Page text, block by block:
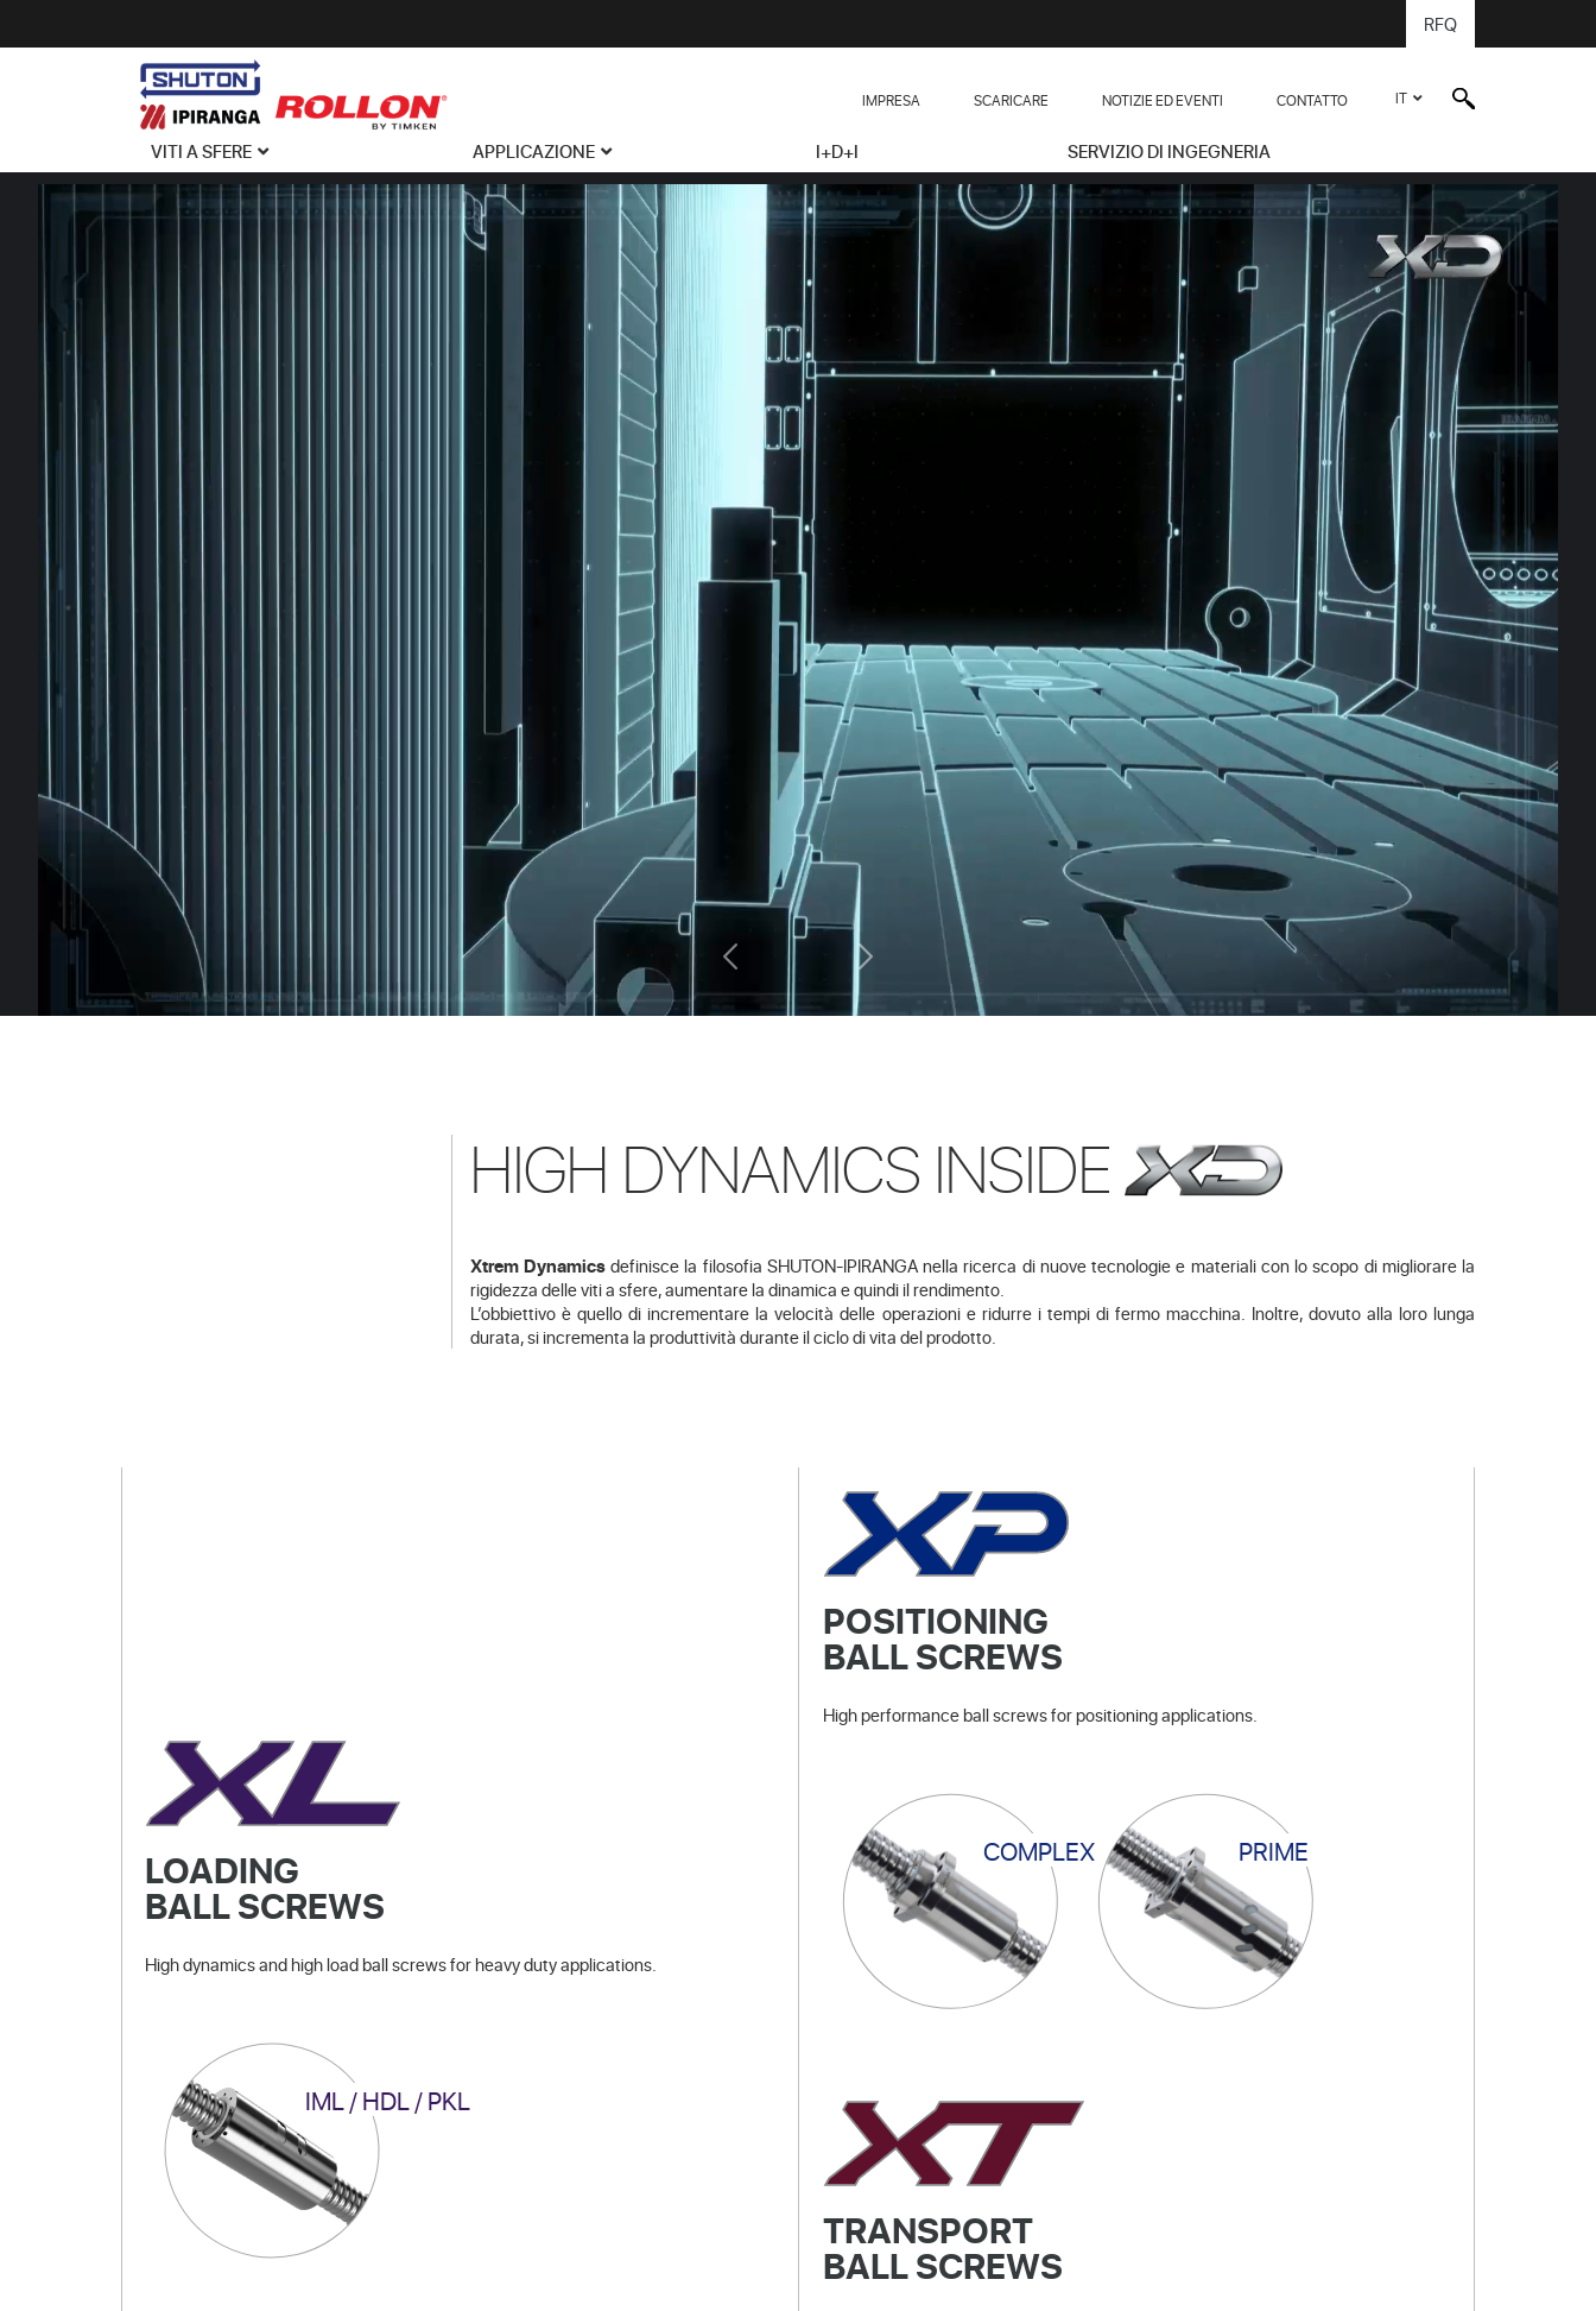
RFQ
IT
IMPRESA SCARICARE NOTIZIE ED EVENTI CONTATTO
VITI A SFERE APPLICAZIONE I+D+I SERVIZIO DI INGEGNERIA
HIGH DYNAMICS INSIDE
Xtrem Dynamicsdefinisce la filosofia SHUTON-IPIRANGA nella ricerca di nuove tecnologie e materiali con lo scopo di migliorare la
rigidezza delle viti a sfere, aumentare la dinamica e quindi il rendimento.
L’obbiettivo è quello di incrementare la velocità delle operazioni e ridurre i tempi di fermo macchina. Inoltre, dovuto alla loro lunga
durata, si incrementa la produttività durante il ciclo di vita del prodotto.
LOADING
BALL SCREWS
High dynamics and high load ball screws for heavy duty applications.
IML / HDL / PKL
POSITIONING
BALL SCREWS
High performance ball screws for positioning applications.
COMPLEX PRIME
TRANSPORT
BALL SCREWS